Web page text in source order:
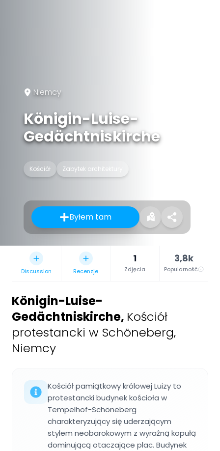
Niemcy
Königin-Luise-
Gedächtniskirche
Kościół Zabytek architektury
Byłem tam
Discussion Recenzje
1
Zdjęcia
3,8k
Popularność
Königin-Luise-
Gedächtniskirche, Kościół
protestancki w Schöneberg,
Niemcy
Kościół pamiątkowy królowej Luizy to
protestancki budynek kościoła w
Tempelhof-Schöneberg
charakteryzujący się uderzającym
stylem neobarokowym z wyraźną kopułą
dominującą otaczające plac. Budynek